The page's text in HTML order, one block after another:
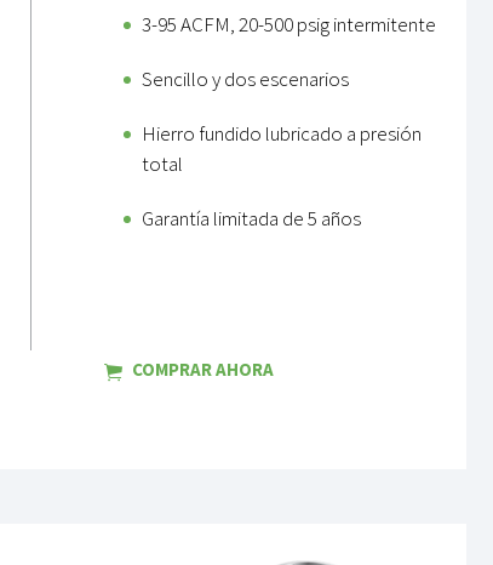
3-95 ACFM, 20-500 psig intermitente
Sencillo y dos escenarios
Hierro fundido lubricado a presión
total
Garantía limitada de 5 años
COMPRAR AHORA